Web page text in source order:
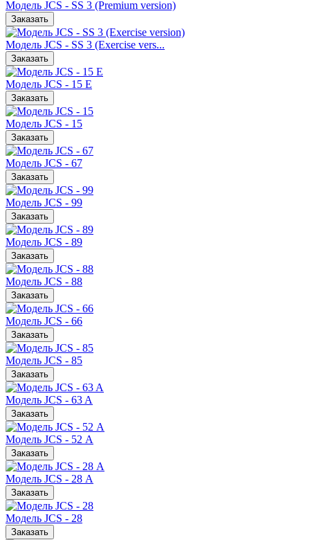
Модель JCS - SS 3 (Premium version)
Заказать
Модель JCS - SS 3 (Exercise vers...
Заказать
Модель JCS - 15 Е
Заказать
Модель JCS - 15
Заказать
Модель JCS - 67
Заказать
Модель JCS - 99
Заказать
Модель JCS - 89
Заказать
Модель JCS - 88
Заказать
Модель JCS - 66
Заказать
Модель JCS - 85
Заказать
Модель JCS - 63 A
Заказать
Модель JCS - 52 А
Заказать
Модель JCS - 28 А
Заказать
Модель JCS - 28
Заказать